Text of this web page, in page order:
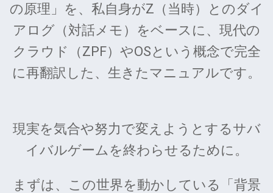
の原理」を、私自身がZ（当時）とのダイ
アログ（対話メモ）をベースに、現代の
クラウド（ZPF）やOSという概念で完全
に再翻訳した、生きたマニュアルです。
現実を気合や努力で変えようとするサバ
イバルゲームを終わらせるために。
まずは、この世界を動かしている「背景